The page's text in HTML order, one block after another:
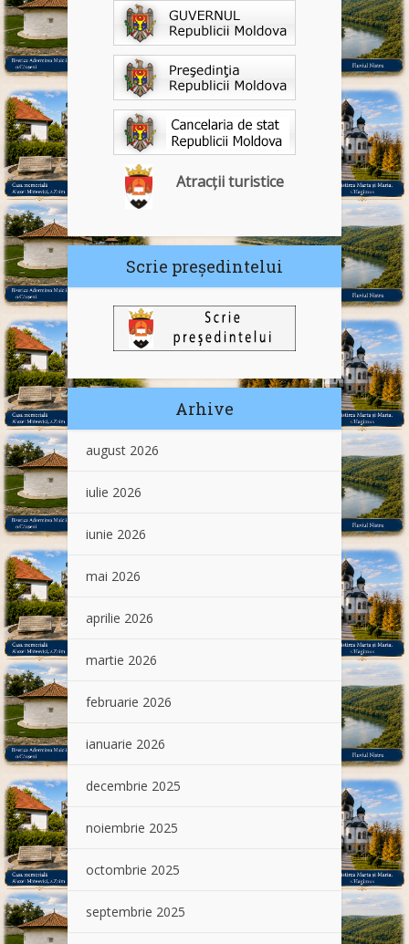
Atracții turistice
Scrie președintelui
Arhive
august 2026
iulie 2026
iunie 2026
mai 2026
aprilie 2026
martie 2026
februarie 2026
ianuarie 2026
decembrie 2025
noiembrie 2025
octombrie 2025
septembrie 2025